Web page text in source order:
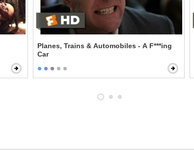
Planes, Trains & Automobiles - A F***ing
Car